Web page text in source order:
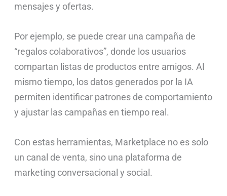
mensajes y ofertas.
Por ejemplo, se puede crear una campaña de
“regalos colaborativos”, donde los usuarios
compartan listas de productos entre amigos. Al
mismo tiempo, los datos generados por la IA
permiten identificar patrones de comportamiento
y ajustar las campañas en tiempo real.
Con estas herramientas, Marketplace no es solo
un canal de venta, sino una plataforma de
marketing conversacional y social.